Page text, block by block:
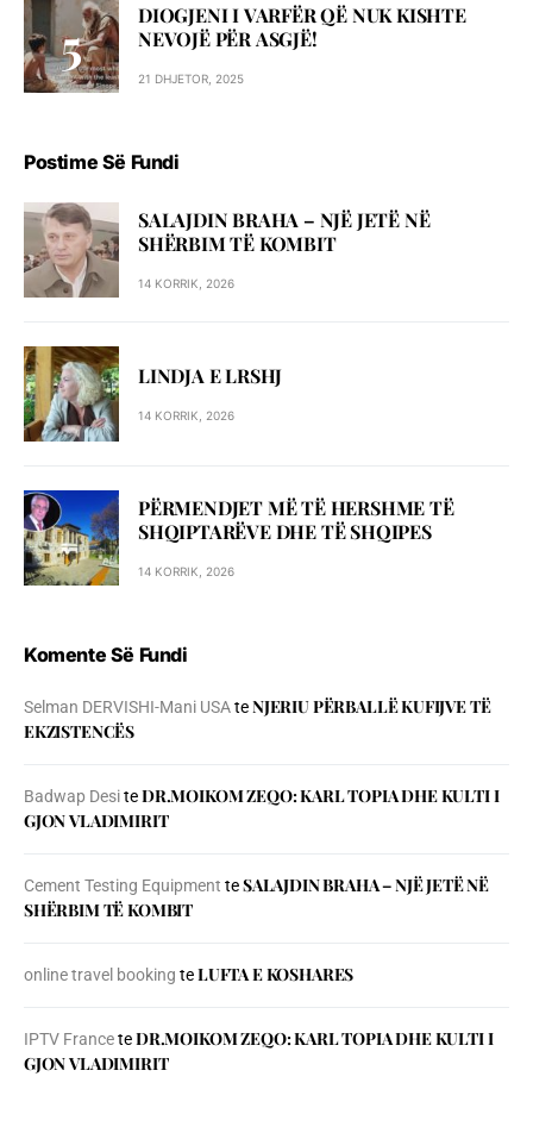
DIOGJENI I VARFËR QË NUK KISHTE
NEVOJË PËR ASGJË!
21 DHJETOR, 2025
Postime Së Fundi
SALAJDIN BRAHA – NJЁ JETЁ NЁ
SHЁRBIM TЁ KOMBIT
14 KORRIK, 2026
LINDJA E LRSHJ
14 KORRIK, 2026
PËRMENDJET MË TË HERSHME TË
SHQIPTARËVE DHE TË SHQIPES
14 KORRIK, 2026
Komente Së Fundi
Selman DERVISHI-Mani USAteNJERIU PЁRBALLЁ KUFIJVE TЁ
EKZISTENCЁS
Badwap DesiteDR.MOIKOM ZEQO: KARL TOPIA DHE KULTI I
GJON VLADIMIRIT
Cement Testing Equipment teSALAJDIN BRAHA – NJЁ JETЁ NЁ
SHЁRBIM TЁ KOMBIT
online travel booking teLUFTA E KOSHARES
IPTV FranceteDR.MOIKOM ZEQO: KARL TOPIA DHE KULTI I
GJON VLADIMIRIT